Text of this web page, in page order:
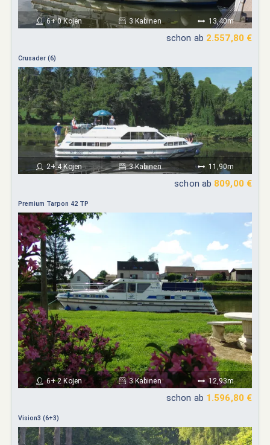
6+ 0 Kojen 3 Kabinen 13,40m
schon ab 2.557,80 €
Crusader (6)
2+ 4 Kojen 3 Kabinen 11,90m
schon ab 809,00 €
Premium Tarpon 42 TP
6+ 2 Kojen 3 Kabinen 12,93m
schon ab 1.596,80 €
Vision3 (6+3)